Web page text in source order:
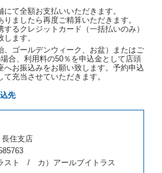
の場合、当社は受領済の予約申込
します。
カー）
予約のあった車種クラスのレンタ
ができないときは、予約と異なる
カー（以下「代替レンタカー」と
しを申し入れることができるもの
と同一の借受条件でレンタカー提
ーを貸し渡すものとします。な
の貸渡料金が予約された車種クラ
くなるときは、予約した車種クラ
ものとし、予約された車種クラス
て全額お支払いいただきます。
ましたら再度ご精算いただきます。
るクレジットカード（一括払いのみ）
ます。
、ゴールデンウィーク、お盆）またはご
合、利用料の50％を申込金として店頭
へお振込みをお願い致します。予約申込
充当させていただきます。
先
住支店
スト / カ）アールブイトラス